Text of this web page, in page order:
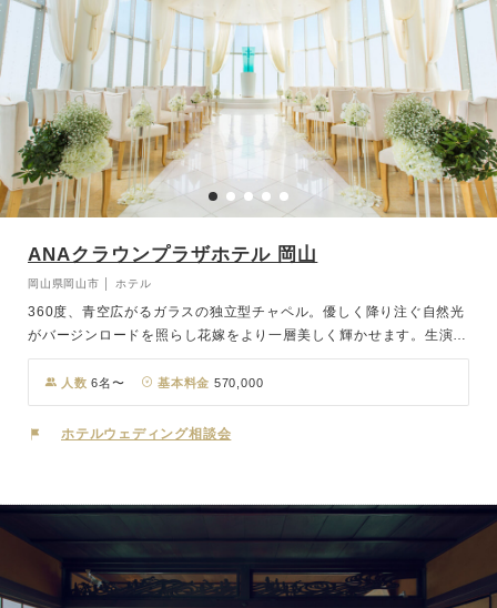
ANAクラウンプラザホテル 岡山
岡山県岡山市 │ ホテル
360度、青空広がるガラスの独立型チャペル。優しく降り注ぐ自然光
がバージンロードを照らし花嫁をより一層美しく輝かせます。生演奏
の美しい音色に包まれる空間はいつまでも色褪せない感動的なシーン
に。 四季の彩りと美しさを、繊細かつ大胆な技で、食を通して伝え
る“和食ダイニング「廚洊・くりやせん」は少人数パーティにふさわ
しい和モダンなあつらえ。おふたりとゲストの距離を縮める落ち着い
人数 6名〜 基本料金 570,000
ホテルウェディング相談会